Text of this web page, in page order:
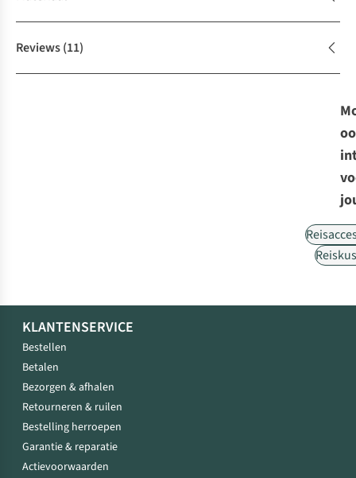
Reviews(11)
KLANTENSERVICE
Bestellen
Betalen
Bezorgen & afhalen
Retourneren & ruilen
Bestelling herroepen
Garantie & reparatie
Actievoorwaarden